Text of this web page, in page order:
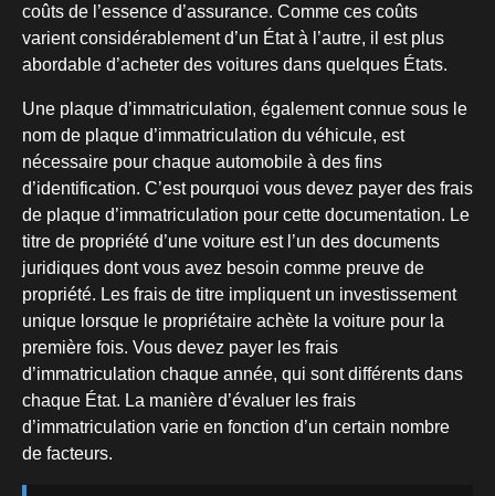
coûts de l’essence d’assurance. Comme ces coûts
varient considérablement d’un État à l’autre, il est plus
abordable d’acheter des voitures dans quelques États.
Une plaque d’immatriculation, également connue sous le
nom de plaque d’immatriculation du véhicule, est
nécessaire pour chaque automobile à des fins
d’identification. C’est pourquoi vous devez payer des frais
de plaque d’immatriculation pour cette documentation. Le
titre de propriété d’une voiture est l’un des documents
juridiques dont vous avez besoin comme preuve de
propriété. Les frais de titre impliquent un investissement
unique lorsque le propriétaire achète la voiture pour la
première fois. Vous devez payer les frais
d’immatriculation chaque année, qui sont différents dans
chaque État. La manière d’évaluer les frais
d’immatriculation varie en fonction d’un certain nombre
de facteurs.